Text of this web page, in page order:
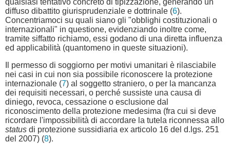
qualsiasi tentativo concreto di tipizzazione, generando un
diffuso dibattito giurisprudenziale e dottrinale (6).
Concentriamoci su quali siano gli "obblighi costituzionali o
internazionali" in questione, evidenziando inoltre come,
tramite siffatto richiamo, essi godano di una diretta influenza
ed applicabilità (quantomeno in queste situazioni).
Il permesso di soggiorno per motivi umanitari è rilasciabile
nei casi in cui non sia possibile riconoscere la protezione
internazionale (7) al soggetto straniero, o per la mancanza
dei requisiti necessari, o perché sussiste una causa di
diniego, revoca, cessazione o esclusione dal
riconoscimento della protezione medesima (fra cui si deve
ricordare l'impossibilità di accordare la tutela riconnessa allo
status di protezione sussidiaria ex articolo 16 del d.lgs. 251
del 2007) (8).